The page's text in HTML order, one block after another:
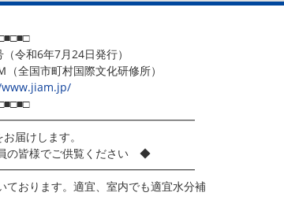
和6年7月24日発行）
際文化研修所）
届けします。
の皆様でご供覧ください ◆
ております。適宜、室内でも適宜水分補